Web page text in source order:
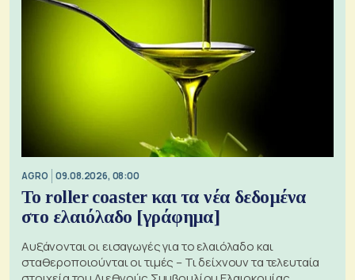
AGRO 09.08.2026, 08:00
Το roller coaster και τα νέα δεδομένα
στο ελαιόλαδο [γράφημα]
Αυξάνονται οι εισαγωγές για το ελαιόλαδο και
σταθεροποιούνται οι τιμές – Τι δείχνουν τα τελευταία